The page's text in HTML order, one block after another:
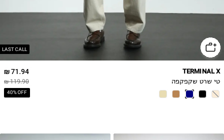
LAST CALL
71.94 ₪
119.90 ₪
40% OFF
TERMINAL X
טי שרט שקפקפה